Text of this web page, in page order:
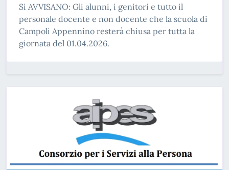
Si AVVISANO: Gli alunni, i genitori e tutto il
personale docente e non docente che la scuola di
Campoli Appennino resterà chiusa per tutta la
giornata del 01.04.2026.